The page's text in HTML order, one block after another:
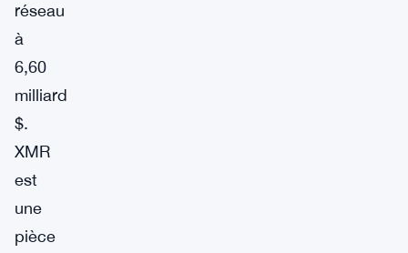
réseau
à
6,60
milliard
$.
XMR
est
une
pièce